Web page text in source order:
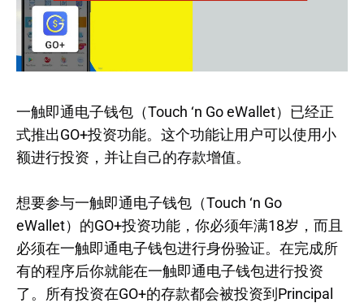
一触即通电子钱包（Touch ‘n Go eWallet）已经正
式推出GO+投资功能。这个功能让用户可以使用小
额进行投资，并让自己的存款增值。
想要参与一触即通电子钱包（Touch ‘n Go
eWallet）的GO+投资功能，你必须年满18岁，而且
必须在一触即通电子钱包进行身份验证。在完成所
有的程序后你就能在一触即通电子钱包进行投资
了。所有投资在GO+的存款都会被投资到Principal